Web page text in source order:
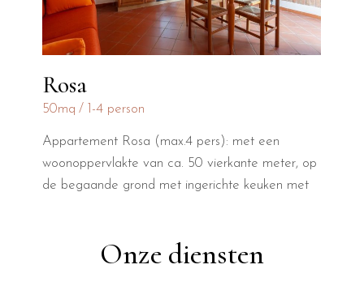
Rosa
50mq 1-4 person
Appartement Rosa (max.4 pers): met een
woonoppervlakte van ca. 50 vierkante meter, op
de begaande grond met ingerichte keuken met
Onze diensten